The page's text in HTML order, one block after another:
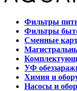
Фильтры
Фильтры
Сменные
УФ
Химия и
Насосы и